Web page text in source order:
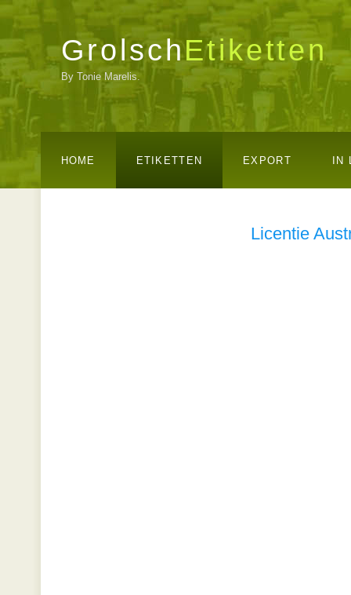
GrolschEtiketten
By Tonie Marelis.
HOME ETIKETTEN EXPORT IN
Licentie